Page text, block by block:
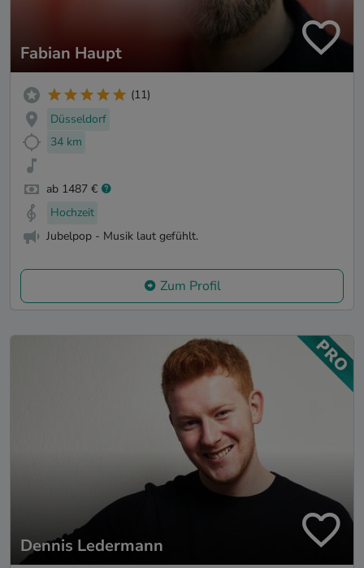
Fabian Haupt
(11)
Düsseldorf
34 km
ab 1487 €
Hochzeit
Jubelpop - Musik laut gefühlt.
Zum Profil
Dennis Ledermann